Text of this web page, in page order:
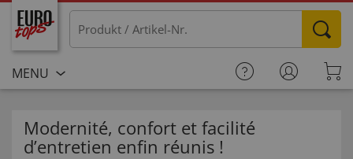
MENU
Modernité, confort et facilité
d’entretien enfin réunis !